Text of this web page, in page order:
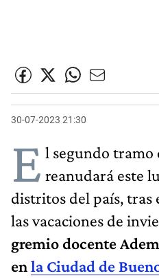
30-07-2023 21:30
E l segundo tramo
reanudará este
distritos del país, tras
las vacaciones de
gremio docente
enla Ciudad de